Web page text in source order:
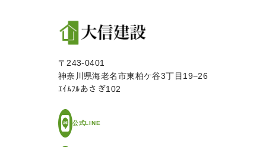
〒243-0401
神奈川県海老名市東柏ケ谷3丁目19−26
ｴｲﾑﾌﾙあさぎ102
公式LINE